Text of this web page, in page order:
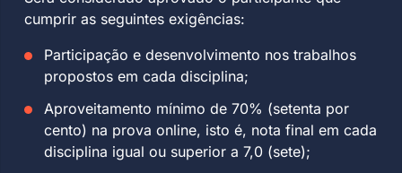
cumprir as seguintes exigências:
Participação e desenvolvimento nos trabalhos
propostos em cada disciplina;
Aproveitamento mínimo de 70% (setenta por
cento) na prova online, isto é, nota final em cada
disciplina igual ou superior a 7,0 (sete);